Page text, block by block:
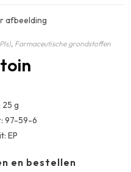
, Farmaceutische grondstoffen
25 g
97-59-6
EP
en bestellen